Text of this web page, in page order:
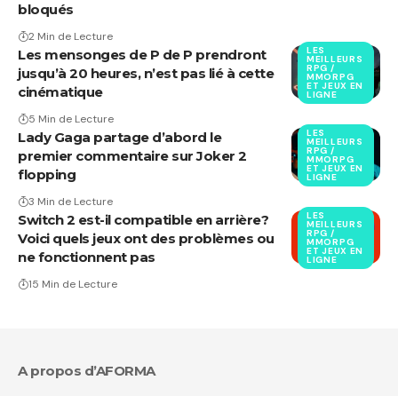
bloqués
2 Min de Lecture
LES
MEILLEURS
RPG /
MMORPG
ET JEUX EN
LIGNE
Les mensonges de P de P prendront
jusqu’à 20 heures, n’est pas lié à cette
cinématique
5 Min de Lecture
LES
MEILLEURS
RPG /
MMORPG
ET JEUX EN
LIGNE
Lady Gaga partage d’abord le
premier commentaire sur Joker 2
flopping
3 Min de Lecture
LES
MEILLEURS
RPG /
MMORPG
ET JEUX EN
LIGNE
Switch 2 est-il compatible en arrière?
Voici quels jeux ont des problèmes ou
ne fonctionnent pas
15 Min de Lecture
A propos d’AFORMA